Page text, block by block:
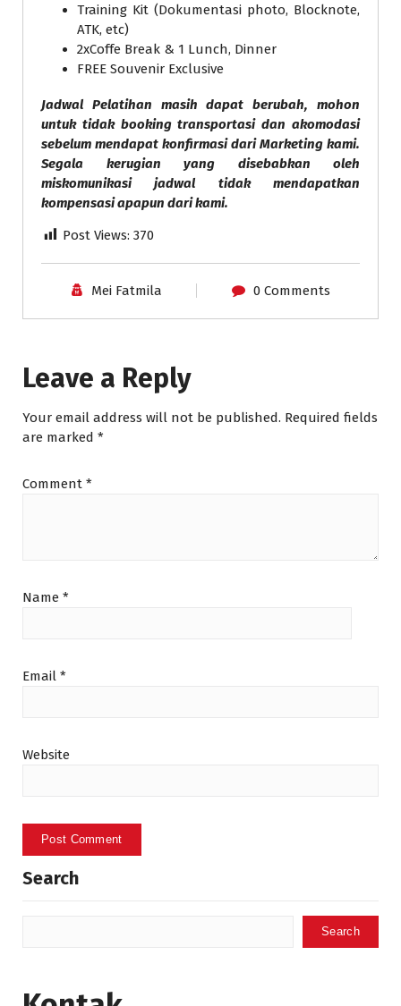
Training Kit (Dokumentasi photo, Blocknote,
ATK, etc)
2xCoffe Break & 1 Lunch, Dinner
FREE Souvenir Exclusive
Jadwal Pelatihan masih dapat berubah, mohon
untuk tidak booking transportasi dan akomodasi
sebelum mendapat konfirmasi dari Marketing kami.
Segala kerugian yang disebabkan oleh
miskomunikasi jadwal tidak mendapatkan
kompensasi apapun dari kami.
Post Views: 370
Mei Fatmila 0 Comments
Leave a Reply
Your email address will not be published. Required fields
are marked *
Comment *
Name *
Email *
Website
Search
Search